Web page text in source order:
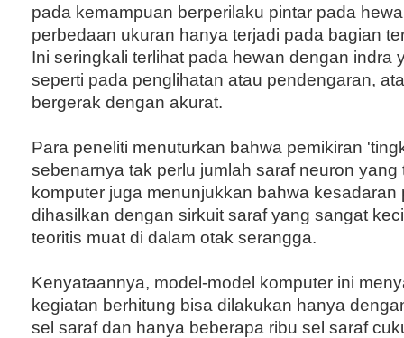
pada kemampuan berperilaku pintar pada
perbedaan ukuran hanya terjadi pada bagian
Ini seringkali terlihat pada hewan dengan indra
seperti pada penglihatan atau pendengaran,
bergerak dengan akurat.
Para peneliti menuturkan bahwa pemikiran
sebenarnya tak perlu jumlah saraf neuron yang
komputer juga menunjukkan bahwa kesadaran
dihasilkan dengan sirkuit saraf yang sangat
teoritis muat di dalam otak serangga.
Kenyataannya, model-model komputer ini
kegiatan berhitung bisa dilakukan hanya
sel saraf dan hanya beberapa ribu sel saraf